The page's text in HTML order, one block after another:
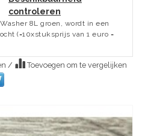
controleren
8L groen, wordt in een
(=10xstuksprijs van 1 euro =
/ Toevoegen om te vergelijken